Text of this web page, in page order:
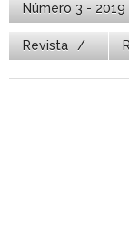
Número 3 - 2019
Revista